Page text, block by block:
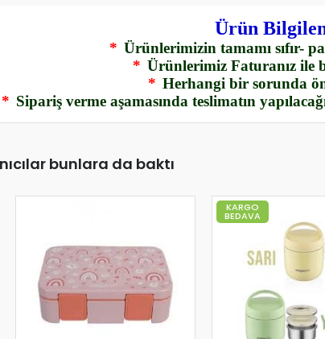
Ürün
* Ürünlerimizin tamamı sıfır-
* Ürünlerimiz Faturanız ile
* Herhangi bir sorunda
* Sipariş verme aşamasında teslimatın
bunlara da baktı
KARGO
BEDAVA